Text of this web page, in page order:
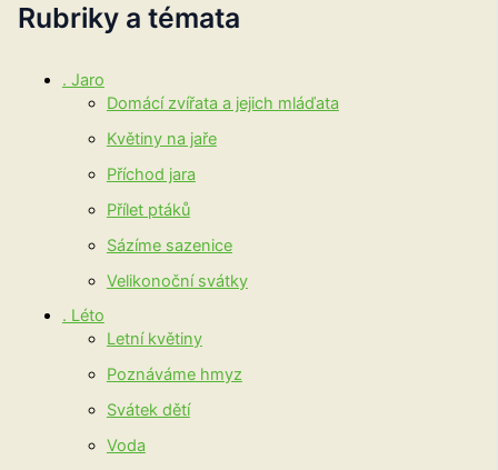
Rubriky a témata
. Jaro
Domácí zvířata a jejich mláďata
Květiny na jaře
Příchod jara
Přílet ptáků
Sázíme sazenice
Velikonoční svátky
. Léto
Letní květiny
Poznáváme hmyz
Svátek dětí
Voda